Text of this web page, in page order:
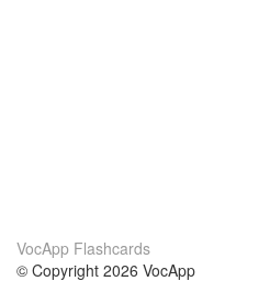
VocApp Flashcards
© Copyright 2026 VocApp